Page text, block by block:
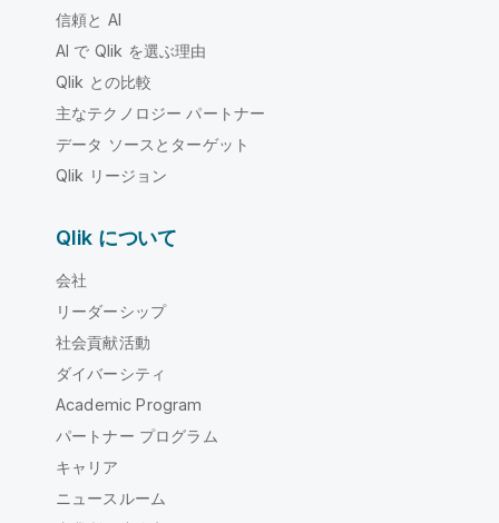
信頼と AI
AI で Qlik を選ぶ理由
Qlik との比較
主なテクノロジー パートナー
データ ソースとターゲット
Qlik リージョン
Qlik について
会社
リーダーシップ
社会貢献活動
ダイバーシティ
Academic Program
パートナー プログラム
キャリア
ニュースルーム